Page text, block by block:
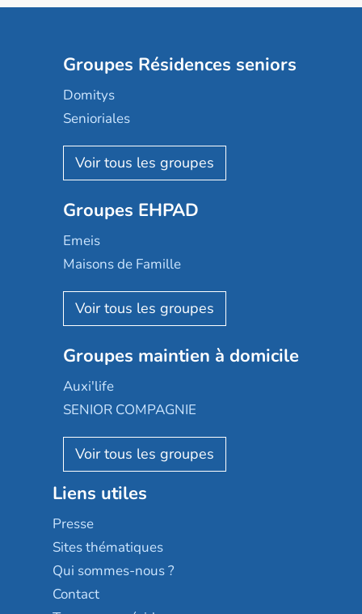
Groupes Résidences seniors
Domitys
Senioriales
Nohée
Les Résidentiels
Mobicap
Domusvi
Happy Senior
Aquarelia
Nexity edenea
Les jardins d'Arcadie
Occitalia
Appartseniors
Reseda
Stella management
Les villages d'or
Sérénys
Résidences services Villa Médicis
Groupes EHPAD
Emeis
Maisons de Famille
Korian
Emera
Groupe SOS
Le Noble Âge
Almage
Résidalya
Groupe aplus
Groupes maintien à domicile
Auxi'life
SENIOR COMPAGNIE
AGE D'OR Services
Liens utiles
Presse
Sites thématiques
Qui sommes-nous ?
Contact